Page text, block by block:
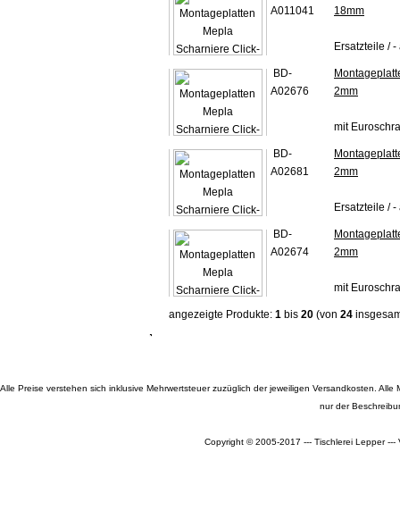
A011041
18mm
Ersatzteile / -
BD-
A02676
2mm
mit
BD-
A02681
2mm
Ersatzteile / -
BD-
A02674
2mm
mit
angezeigte Produkte: 1 bis 20 (von 24
Alle Preise verstehen sich inklusive Mehrwertsteuer zuzüglich der jeweiligen Versandkosten.
nur der
Copyright © 2005-2017 --- Tischlerei Lepper